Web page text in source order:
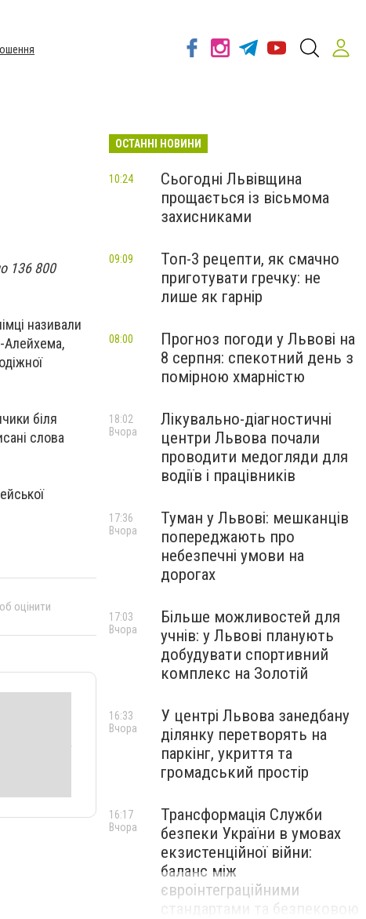
136 800
називали
Алейхема,
біля
слова
оцінити
ОСТАННІ НОВИНИ
Сьогодні Львівщина
прощається із вісьмома
захисниками
10:24
Топ-3 рецепти, як смачно
приготувати гречку: не
лише як гарнір
09:09
Прогноз погоди у Львові на
8 серпня: спекотний день з
помірною хмарністю
08:00
Лікувально-діагностичні
центри Львова почали
проводити медогляди для
водіїв і працівників
18:02
Вчора
Туман у Львові: мешканців
попереджають про
небезпечні умови на
дорогах
17:36
Вчора
Більше можливостей для
учнів: у Львові планують
добудувати спортивний
комплекс на Золотій
17:03
Вчора
У центрі Львова занедбану
ділянку перетворять на
паркінг, укриття та
громадський простір
16:33
Вчора
Трансформація Служби
безпеки України в умовах
екзистенційної війни:
баланс між
євроінтеграційними
стандартами та безпековою
16:17
Вчора